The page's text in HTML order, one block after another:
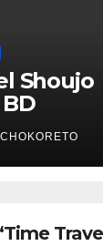
Shoujo
CHOKORETO